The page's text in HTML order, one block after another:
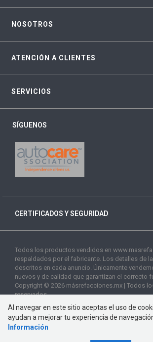
NOSOTROS
ATENCIÓN A CLIENTES
SERVICIOS
SÍGUENOS
CERTIFICADOS Y SEGURIDAD
Todos los productos vendidos en
respaldados por el fabricante. Los detalles de
descritos en cada anuncio. Únicamente
nuevos y de calidad que garantizan el correcto
Copyright © 2026 másrefacciones.mx | Todos
reservados
Al navegar en este sitio aceptas el uso de
ayudan a mejorar tu experiencia de
Información